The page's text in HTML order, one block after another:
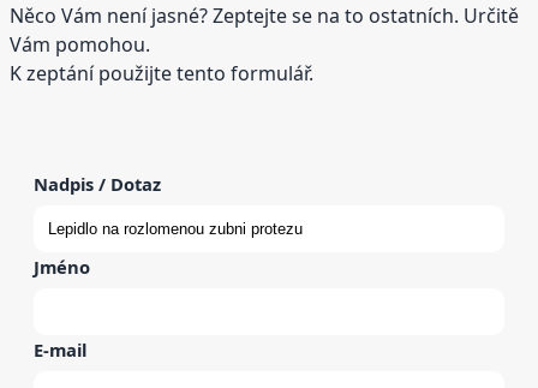
Něco Vám není jasné? Zeptejte se na to ostatních. Určitě
Vám pomohou.
K zeptání použijte tento formulář.
Nadpis / Dotaz
Jméno
E-mail